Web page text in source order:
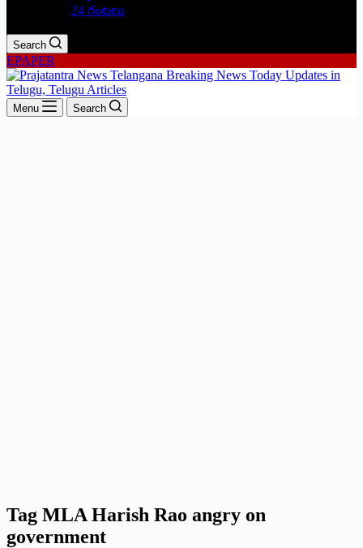
24 గంటలు
Search
EPAPER
Menu Search
Tag MLA Harish Rao angry on
government